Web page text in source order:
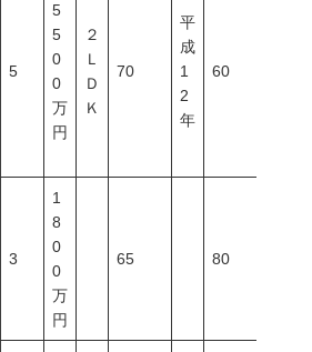
5
5
5
0
0
万
円
２
Ｌ
Ｄ
Ｋ
70
平
成
1
2
年
60
3
1
8
0
0
万
円
65 80